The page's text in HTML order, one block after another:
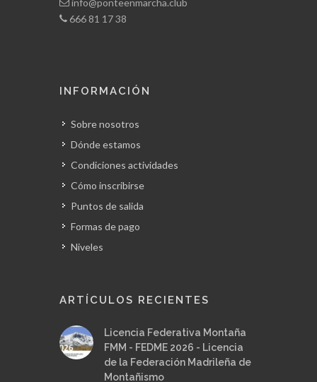
666 81 17 38
INFORMACIÓN
Sobre nosotros
Dónde estamos
Condiciones actividades
Cómo inscribirse
Puntos de salida
Formas de pago
Niveles
ARTÍCULOS RECIENTES
Licencia Federativa Montaña
FMM - FEDME 2026 - Licencia
de la Federación Madrileña de
Montañismo